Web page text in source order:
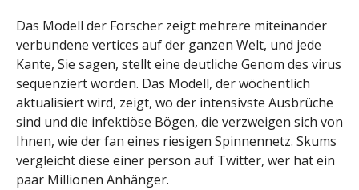
Das Modell der Forscher zeigt mehrere miteinander
verbundene vertices auf der ganzen Welt, und jede
Kante, Sie sagen, stellt eine deutliche Genom des virus
sequenziert worden. Das Modell, der wöchentlich
aktualisiert wird, zeigt, wo der intensivste Ausbrüche
sind und die infektiöse Bögen, die verzweigen sich von
Ihnen, wie der fan eines riesigen Spinnennetz. Skums
vergleicht diese einer person auf Twitter, wer hat ein
paar Millionen Anhänger.